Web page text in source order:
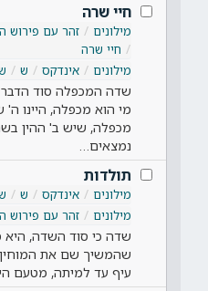
חיי שרה
מילונים זהר עם פירוש
חיי שרה
מילונים
אינדקס ש
שדה המכפלה סוד
מי הוא מכפלה, היינו
מכפלה, שיש ב' ההין
נמצאים…
תולדות
מילונים אינדקס ש
מילונים
זהר עם פירוש
שדה כי סוד השדה,
שהמשיך שם את
עיף עד למיתה, מטעם